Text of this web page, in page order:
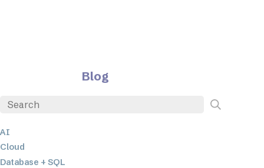
Blog
AI
Cloud
Database + SQL